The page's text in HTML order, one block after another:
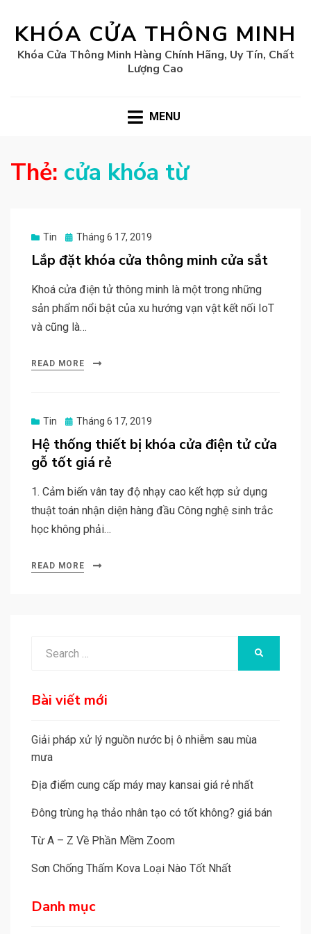
KHÓA CỬA THÔNG MINH
Khóa Cửa Thông Minh Hàng Chính Hãng, Uy Tín, Chất
Lượng Cao
MENU
Thẻ: cửa khóa từ
Tin
Posted
on
Tháng 6 17, 2019
Lắp đặt khóa cửa thông minh cửa sắt
Khoá cửa điện tử thông minh là một trong những
sản phẩm nổi bật của xu hướng vạn vật kết nối IoT
và cũng là…
READ MORE
Tin
Posted
on
Tháng 6 17, 2019
Hệ thống thiết bị khóa cửa điện tử cửa
gỗ tốt giá rẻ
1. Cảm biến vân tay độ nhạy cao kết hợp sử dụng
thuật toán nhận diện hàng đầu Công nghệ sinh trắc
học không phải…
READ MORE
Bài viết mới
Giải pháp xử lý nguồn nước bị ô nhiễm sau mùa
mưa
Địa điểm cung cấp máy may kansai giá rẻ nhất
Đông trùng hạ thảo nhân tạo có tốt không? giá bán
Từ A – Z Về Phần Mềm Zoom
Sơn Chống Thấm Kova Loại Nào Tốt Nhất
Danh mục